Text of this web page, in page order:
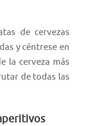
de cervezas
y céntrese en
la cerveza más
de todas las